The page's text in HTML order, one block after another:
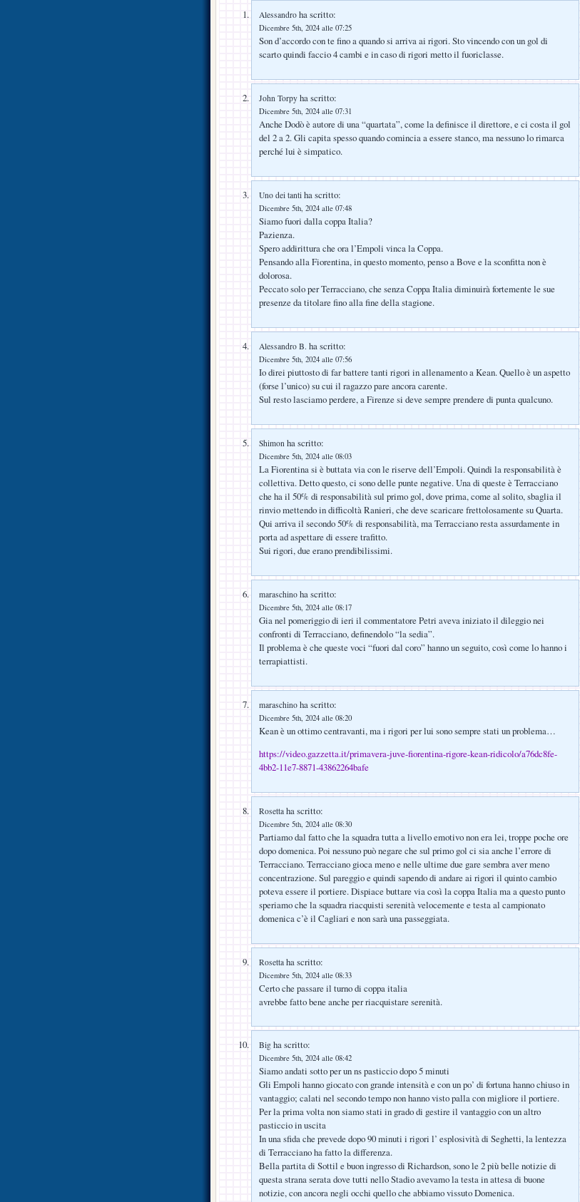
Alessandro ha scritto:
Dicembre 5th, 2024 alle 07:25
Son d’accordo con te fino a quando si arriva ai rigori. Sto vincendo con un gol di
scarto quindi faccio 4 cambi e in caso di rigori metto il fuoriclasse.
John Torpy ha scritto:
Dicembre 5th, 2024 alle 07:31
Anche Dodò è autore di una “quartata”, come la definisce il direttore, e ci costa il gol
del 2 a 2. Gli capita spesso quando comincia a essere stanco, ma nessuno lo rimarca
perché lui è simpatico.
Uno dei tanti ha scritto:
Dicembre 5th, 2024 alle 07:48
Siamo fuori dalla coppa Italia?
Pazienza.
Spero addirittura che ora l’Empoli vinca la Coppa.
Pensando alla Fiorentina, in questo momento, penso a Bove e la sconfitta non è
dolorosa.
Peccato solo per Terracciano, che senza Coppa Italia diminuirà fortemente le sue
presenze da titolare fino alla fine della stagione.
Alessandro B. ha scritto:
Dicembre 5th, 2024 alle 07:56
Io direi piuttosto di far battere tanti rigori in allenamento a Kean. Quello è un aspetto
(forse l’unico) su cui il ragazzo pare ancora carente.
Sul resto lasciamo perdere, a Firenze si deve sempre prendere di punta qualcuno.
Shimon ha scritto:
Dicembre 5th, 2024 alle 08:03
La Fiorentina si è buttata via con le riserve dell’Empoli. Quindi la responsabilità è
collettiva. Detto questo, ci sono delle punte negative. Una di queste è Terracciano
che ha il 50% di responsabilità sul primo gol, dove prima, come al solito, sbaglia il
rinvio mettendo in difficoltà Ranieri, che deve scaricare frettolosamente su Quarta.
Qui arriva il secondo 50% di responsabilità, ma Terracciano resta assurdamente in
porta ad aspettare di essere trafitto.
Sui rigori, due erano prendibilissimi.
maraschino ha scritto:
Dicembre 5th, 2024 alle 08:17
Gia nel pomeriggio di ieri il commentatore Petri aveva iniziato il dileggio nei
confronti di Terracciano, definendolo “la sedia”.
Il problema è che queste voci “fuori dal coro” hanno un seguito, così come lo hanno i
terrapiattisti.
maraschino ha scritto:
Dicembre 5th, 2024 alle 08:20
Kean è un ottimo centravanti, ma i rigori per lui sono sempre stati un problema…
https://video.gazzetta.it/primavera-juve-fiorentina-rigore-kean-ridicolo/a76dc8fe-
4bb2-11e7-8871-43862264bafe
Rosetta ha scritto:
Dicembre 5th, 2024 alle 08:30
Partiamo dal fatto che la squadra tutta a livello emotivo non era lei, troppe poche ore
dopo domenica. Poi nessuno può negare che sul primo gol ci sia anche l’errore di
Terracciano. Terracciano gioca meno e nelle ultime due gare sembra aver meno
concentrazione. Sul pareggio e quindi sapendo di andare ai rigori il quinto cambio
poteva essere il portiere. Dispiace buttare via così la coppa Italia ma a questo punto
speriamo che la squadra riacquisti serenità velocemente e testa al campionato
domenica c’è il Cagliari e non sarà una passeggiata.
Rosetta ha scritto:
Dicembre 5th, 2024 alle 08:33
Certo che passare il turno di coppa italia
avrebbe fatto bene anche per riacquistare serenità.
Big ha scritto:
Dicembre 5th, 2024 alle 08:42
Siamo andati sotto per un ns pasticcio dopo 5 minuti
Gli Empoli hanno giocato con grande intensità e con un po’ di fortuna hanno chiuso in
vantaggio; calati nel secondo tempo non hanno visto palla con migliore il portiere.
Per la prima volta non siamo stati in grado di gestire il vantaggio con un altro
pasticcio in uscita
In una sfida che prevede dopo 90 minuti i rigori l’ esplosività di Seghetti, la lentezza
di Terracciano ha fatto la differenza.
Bella partita di Sottil e buon ingresso di Richardson, sono le 2 più belle notizie di
questa strana serata dove tutti nello Stadio avevamo la testa in attesa di buone
notizie, con ancora negli occhi quello che abbiamo vissuto Domenica.